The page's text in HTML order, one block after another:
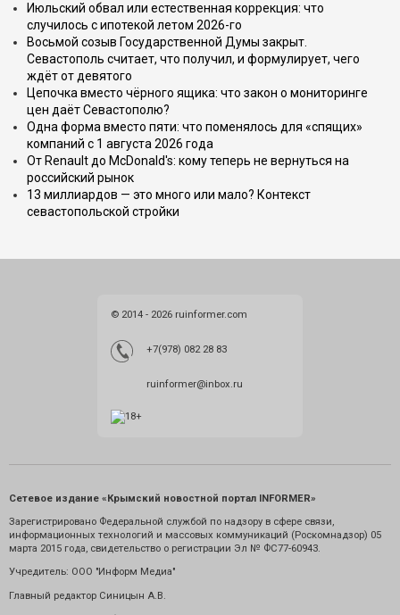
Июльский обвал или естественная коррекция: что
случилось с ипотекой летом 2026-го
Восьмой созыв Государственной Думы закрыт.
Севастополь считает, что получил, и формулирует, чего
ждёт от девятого
Цепочка вместо чёрного ящика: что закон о мониторинге
цен даёт Севастополю?
Одна форма вместо пяти: что поменялось для «спящих»
компаний с 1 августа 2026 года
От Renault до McDonald's: кому теперь не вернуться на
российский рынок
13 миллиардов — это много или мало? Контекст
севастопольской стройки
© 2014 - 2026 ruinformer.com
+7(978) 082 28 83
ruinformer@inbox.ru
Сетевое издание «Крымский новостной портал INFORMER»
Зарегистрировано Федеральной службой по надзору в сфере связи,
информационных технологий и массовых коммуникаций (Роскомнадзор) 05
марта 2015 года, свидетельство о регистрации Эл № ФС77-60943.
Учредитель: ООО "Информ Медиа"
Главный редактор Синицын А.В.